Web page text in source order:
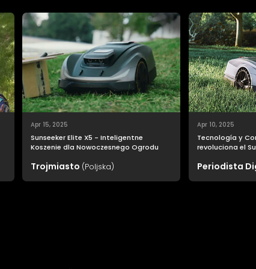
Apr 15, 2025
Sunseeker Elite X5 - Inteligentne
Koszenie dla Nowoczesnego Ogrodu
Trojmiasto (Poljska)
Apr 10, 2025
Tecnología y
revoluciona el
Periodista